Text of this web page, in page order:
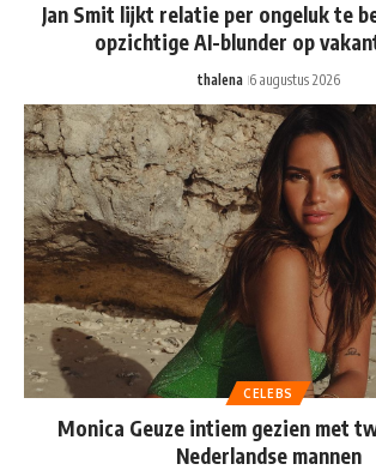
Jan Smit lijkt relatie per ongeluk te
opzichtige AI-blunder op
thalena 6 augustus 2026
CELEBS
Monica Geuze intiem gezien met
Nederlandse mannen